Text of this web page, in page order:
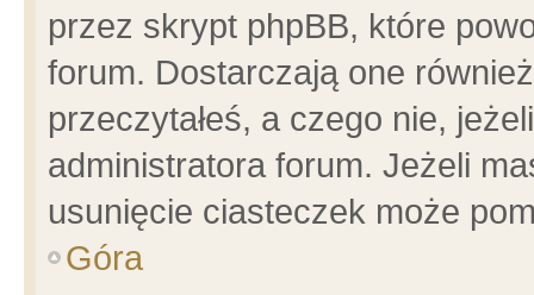
przez skrypt phpBB, które
forum. Dostarczają one
przeczytałeś, a czego nie,
administratora forum. Jeżeli
usunięcie ciasteczek może
Góra